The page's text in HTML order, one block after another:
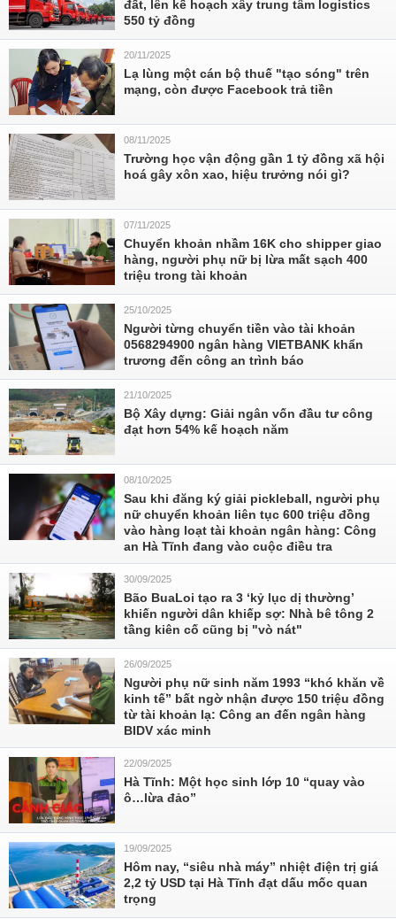
đất, lên kế hoạch xây trung tâm logistics
550 tỷ đồng
20/11/2025
Lạ lùng một cán bộ thuế "tạo sóng" trên
mạng, còn được Facebook trả tiền
08/11/2025
Trường học vận động gần 1 tỷ đồng xã hội
hoá gây xôn xao, hiệu trưởng nói gì?
07/11/2025
Chuyển khoản nhầm 16K cho shipper giao
hàng, người phụ nữ bị lừa mất sạch 400
triệu trong tài khoản
25/10/2025
Người từng chuyển tiền vào tài khoản
0568294900 ngân hàng VIETBANK khẩn
trương đến công an trình báo
21/10/2025
Bộ Xây dựng: Giải ngân vốn đầu tư công
đạt hơn 54% kế hoạch năm
08/10/2025
Sau khi đăng ký giải pickleball, người phụ
nữ chuyển khoản liên tục 600 triệu đồng
vào hàng loạt tài khoản ngân hàng: Công
an Hà Tĩnh đang vào cuộc điều tra
30/09/2025
Bão BuaLoi tạo ra 3 ‘kỷ lục dị thường’
khiến người dân khiếp sợ: Nhà bê tông 2
tầng kiên cố cũng bị "vò nát"
26/09/2025
Người phụ nữ sinh năm 1993 “khó khăn về
kinh tế” bất ngờ nhận được 150 triệu đồng
từ tài khoản lạ: Công an đến ngân hàng
BIDV xác minh
22/09/2025
Hà Tĩnh: Một học sinh lớp 10 “quay vào
ô…lừa đảo”
19/09/2025
Hôm nay, “siêu nhà máy” nhiệt điện trị giá
2,2 tỷ USD tại Hà Tĩnh đạt dấu mốc quan
trọng